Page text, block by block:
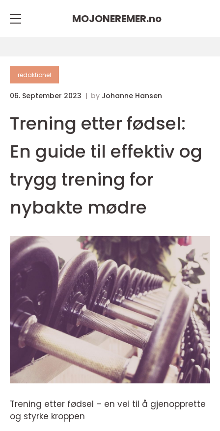
MOJONEREMER.no
redaktionel
06. September 2023 by Johanne Hansen
Trening etter fødsel:
En guide til effektiv og
trygg trening for
nybakte mødre
Trening etter fødsel – en vei til å gjenopprette
og styrke kroppen